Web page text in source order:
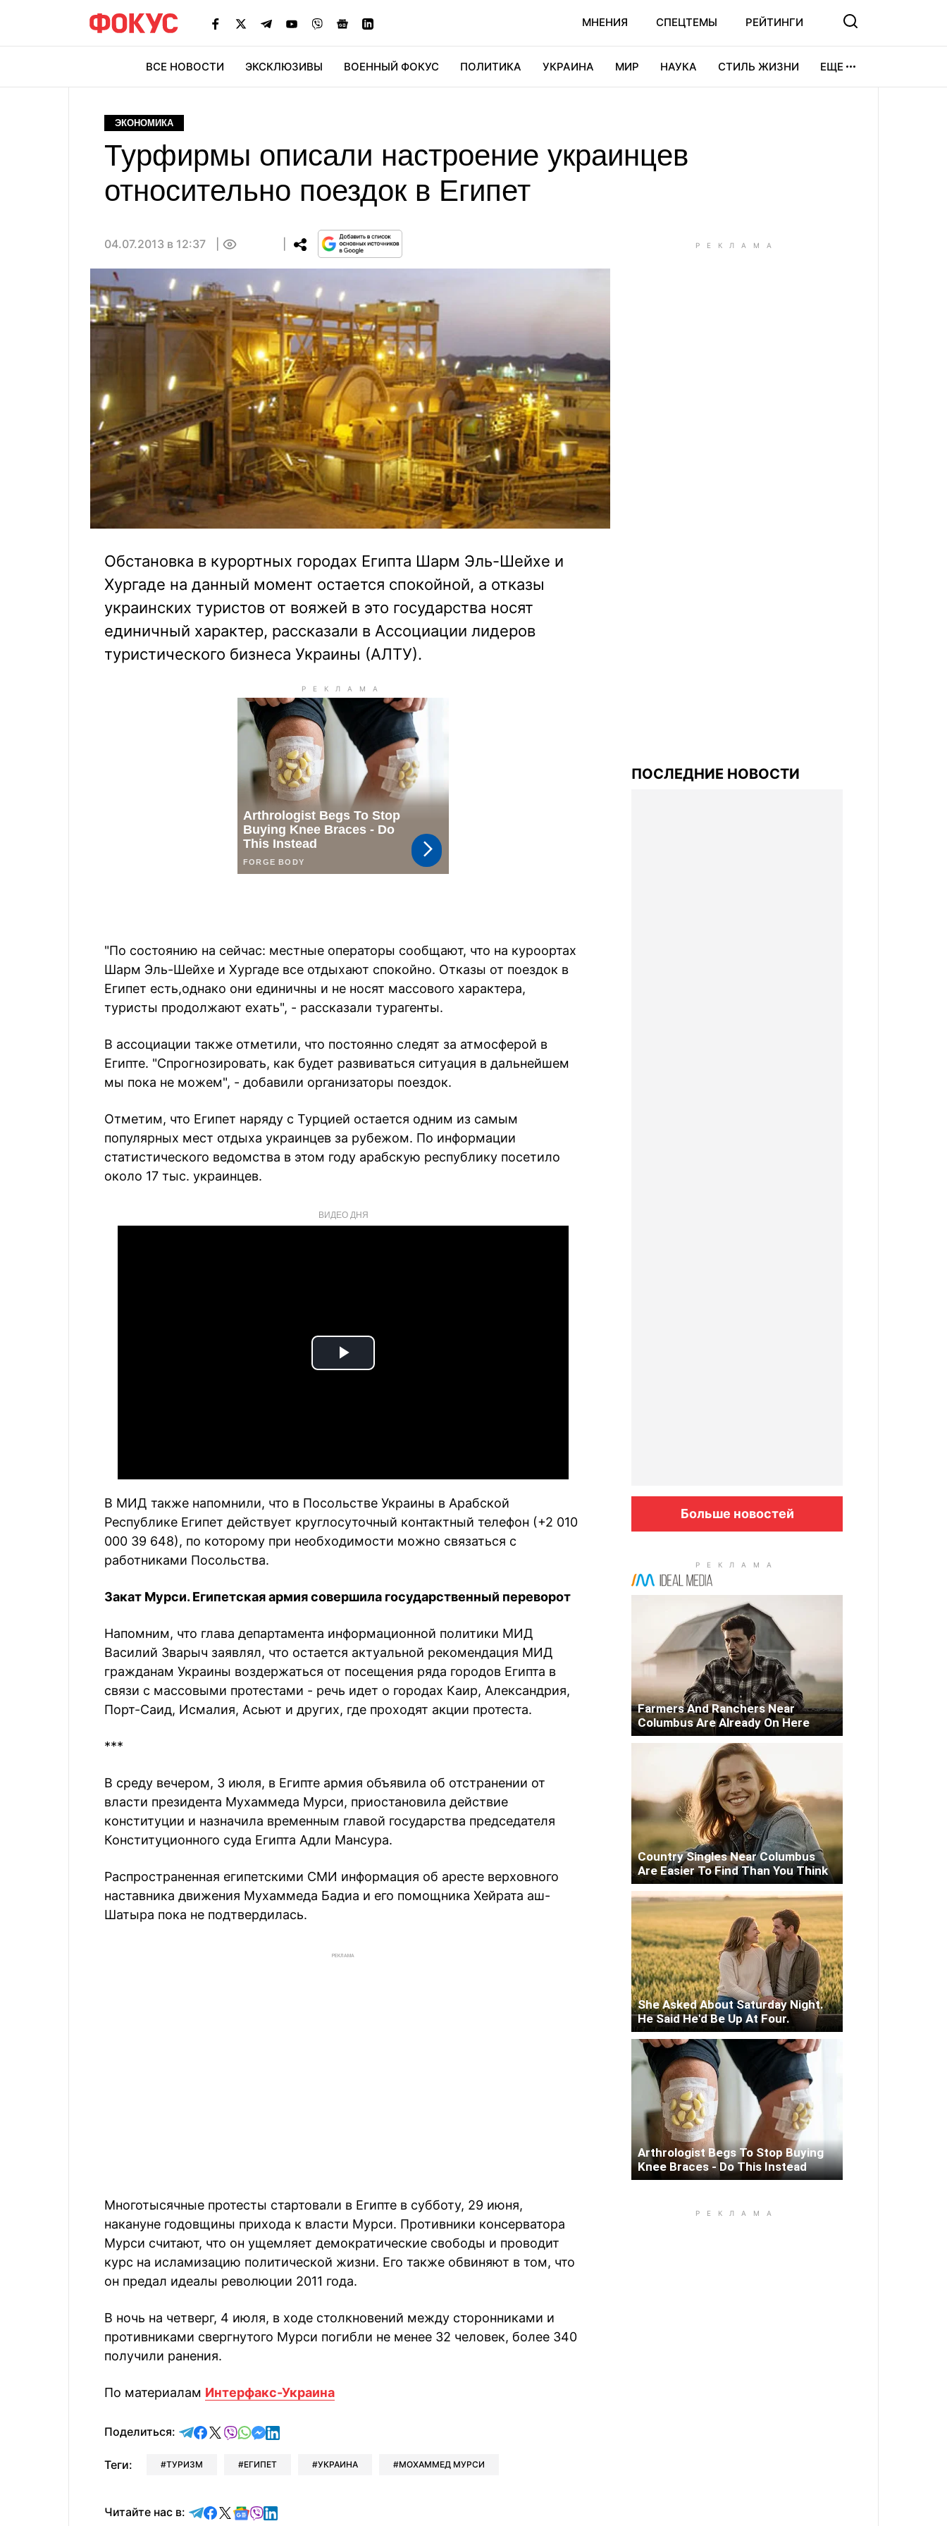
МНЕНИЯ СПЕЦТЕМЫ РЕЙТИНГИ
ВСЕ НОВОСТИ ЭКСКЛЮЗИВЫ ВОЕННЫЙ ФОКУС ПОЛИТИКА УКРАИНА МИР НАУКА СТИЛЬ ЖИЗНИ ЕЩЕ
ЭКОНОМИКА
Турфирмы описали настроение украинцев
относительно поездок в Египет
04.07.2013 в 12:37
Обстановка в курортных городах Египта Шарм Эль-Шейхе и
Хургаде на данный момент остается спокойной, а отказы
украинских туристов от вояжей в это государства носят
единичный характер, рассказали в Ассоциации лидеров
туристического бизнеса Украины (АЛТУ).
"По состоянию на сейчас: местные операторы сообщают, что на куроортах
Шарм Эль-Шейхе и Хургаде все отдыхают спокойно. Отказы от поездок в
Египет есть,однако они единичны и не носят массового характера,
туристы продолжают ехать", - рассказали турагенты.
В ассоциации также отметили, что постоянно следят за атмосферой в
Египте. "Спрогнозировать, как будет развиваться ситуация в дальнейшем
мы пока не можем", - добавили организаторы поездок.
Отметим, что Египет наряду с Турцией остается одним из самым
популярных мест отдыха украинцев за рубежом. По информации
статистического ведомства в этом году арабскую республику посетило
около 17 тыс. украинцев.
ВИДЕО ДНЯ
Play
В МИД также напомнили, что в Посольстве Украины в Арабской
Республике Египет действует круглосуточный контактный телефон (+2 010
000 39 648), по которому при необходимости можно связаться с
работниками Посольства.
Закат Мурси. Египетская армия совершила государственный переворот
Напомним, что глава департамента информационной политики МИД
Василий Зварыч заявлял, что остается актуальной рекомендация МИД
гражданам Украины воздержаться от посещения ряда городов Египта в
связи с массовыми протестами - речь идет о городах Каир, Александрия,
Порт-Саид, Исмалия, Асьют и других, где проходят акции протеста.
***
В среду вечером, 3 июля, в Египте армия объявила об отстранении от
власти президента Мухаммеда Мурси, приостановила действие
конституции и назначила временным главой государства председателя
Конституционного суда Египта Адли Мансура.
Распространенная египетскими СМИ информация об аресте верховного
наставника движения Мухаммеда Бадиа и его помощника Хейрата аш-
Шатыра пока не подтвердилась.
РЕКЛАМА
Многотысячные протесты стартовали в Египте в субботу, 29 июня,
накануне годовщины прихода к власти Мурси. Противники консерватора
Мурси считают, что он ущемляет демократические свободы и проводит
курс на исламизацию политической жизни. Его также обвиняют в том, что
он предал идеалы революции 2011 года.
В ночь на четверг, 4 июля, в ходе столкновений между сторонниками и
противниками свергнутого Мурси погибли не менее 32 человек, более 340
получили ранения.
По материалам Интерфакс-Украина
Поделиться: отправить в Telegram
поделиться в Facebook
поделиться в X
отправить в Viber
отправить в Whatsapp
отправить в Messenger
отправить в LinkedIn
Теги: ТУРИЗМ ЕГИПЕТ УКРАИНА МОХАММЕД МУРСИ
Читайте нас в: Читайте в Telegram
Читайте в Facebook
Читайте в X
Читайте в Google news
Читайте в Viber
Читайте в LinkedIn
ПОСЛЕДНИЕ НОВОСТИ
Больше новостей